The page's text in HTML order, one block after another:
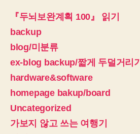
『두뇌보완계획 100』 읽기
backup
blog/미분류
ex-blog backup/짧게 두덜거리기
hardware&software
homepage bakup/board
Uncategorized
가보지 않고 쓰는 여행기